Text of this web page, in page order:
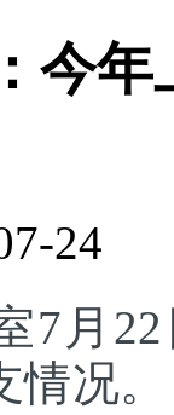
今
24
7月
况。